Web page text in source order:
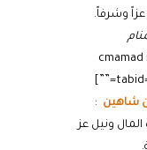
وشرفاً.
شاهين :
ونيل عز